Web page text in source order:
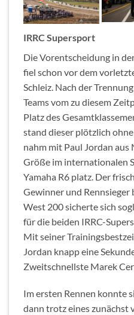
IRRC Supersport
Die Vorentscheidung in
fiel schon vor dem
Schleiz. Nach der
Teams vom zu diesem
Platz des
stand dieser plötzlich
nahm mit Paul Jordan
Größe im internationalen
Yamaha R6 platz. Der
Gewinner und
West 200 sicherte sich
für die beiden IRRC-
Mit seiner
Jordan knapp eine
Zweitschnellste Marek
Im ersten Rennen konnte
dann trotz eines zunächst